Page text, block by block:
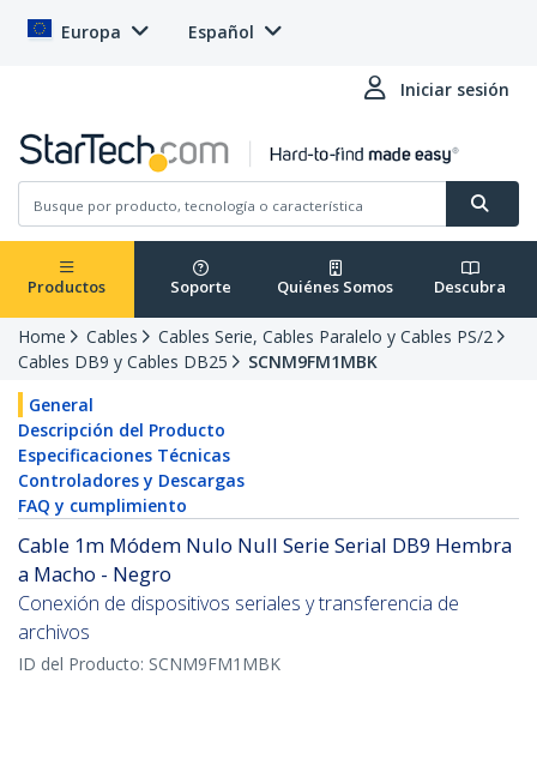
Europa Español
Iniciar sesión
Productos Soporte Quiénes Somos Descubra
Home Cables
Cables Serie, Cables Paralelo y Cables PS/2
Cables DB9 y Cables DB25
SCNM9FM1MBK
General
Descripción del Producto
Especificaciones Técnicas
Controladores y Descargas
FAQ y cumplimiento
Cable 1m Módem Nulo Null Serie Serial DB9 Hembra
a Macho - Negro
Conexión de dispositivos seriales y transferencia de
archivos
ID del Producto: SCNM9FM1MBK